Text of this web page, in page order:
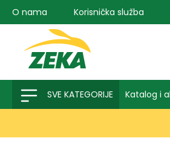
pretragu Preskoči na
O nama Korisnička služba
SVE KATEGORIJE Katalog i